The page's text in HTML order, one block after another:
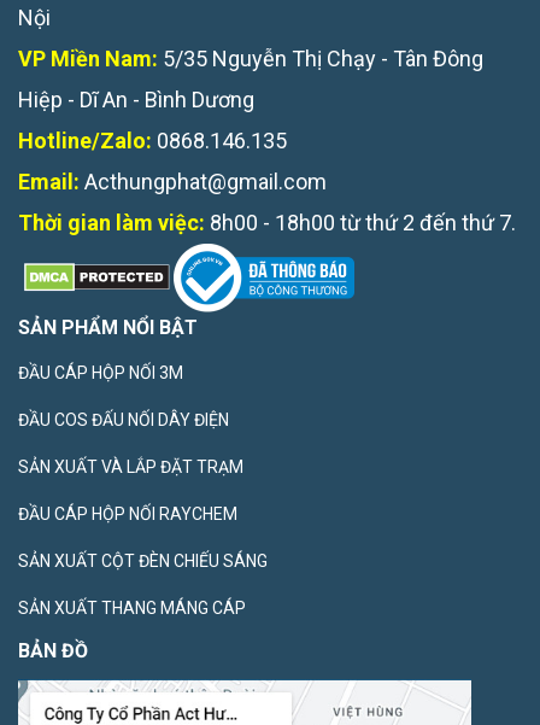
Nội
VP Miền Nam: 5/35 Nguyễn Thị Chạy - Tân Đông
Hiệp - Dĩ An - Bình Dương
Hotline/Zalo: 0868.146.135
Email: Acthungphat@gmail.com
Thời gian làm việc: 8h00 - 18h00 từ thứ 2 đến thứ 7.
SẢN PHẨM NỔI BẬT
ĐẦU CÁP HỘP NỐI 3M
ĐẦU COS ĐẤU NỐI DÂY ĐIỆN
SẢN XUẤT VÀ LẮP ĐẶT TRẠM
ĐẦU CÁP HỘP NỐI RAYCHEM
SẢN XUẤT CỘT ĐÈN CHIẾU SÁNG
SẢN XUẤT THANG MÁNG CÁP
BẢN ĐỒ